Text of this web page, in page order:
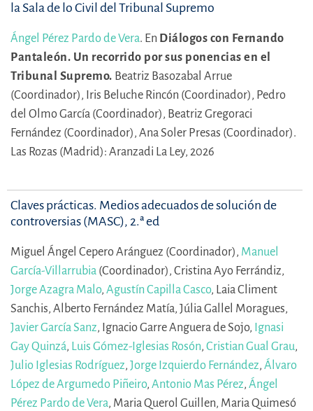
la Sala de lo Civil del Tribunal Supremo
Ángel Pérez Pardo de Vera. En Diálogos con Fernando
Pantaleón. Un recorrido por sus ponencias en el
Tribunal Supremo. Beatriz Basozabal Arrue
(Coordinador), Iris Beluche Rincón (Coordinador), Pedro
del Olmo García (Coordinador), Beatriz Gregoraci
Fernández (Coordinador), Ana Soler Presas (Coordinador).
Las Rozas (Madrid): Aranzadi La Ley, 2026
Claves prácticas. Medios adecuados de solución de
controversias (MASC), 2.ª ed
Miguel Ángel Cepero Aránguez (Coordinador), Manuel
García-Villarrubia (Coordinador), Cristina Ayo Ferrándiz,
Jorge Azagra Malo, Agustín Capilla Casco, Laia Climent
Sanchis, Alberto Fernández Matía, Júlia Gallel Moragues,
Javier García Sanz, Ignacio Garre Anguera de Sojo, Ignasi
Gay Quinzá, Luis Gómez-Iglesias Rosón, Cristian Gual Grau,
Julio Iglesias Rodríguez, Jorge Izquierdo Fernández, Álvaro
López de Argumedo Piñeiro, Antonio Mas Pérez, Ángel
Pérez Pardo de Vera, Maria Querol Guillen, Maria Quimesó